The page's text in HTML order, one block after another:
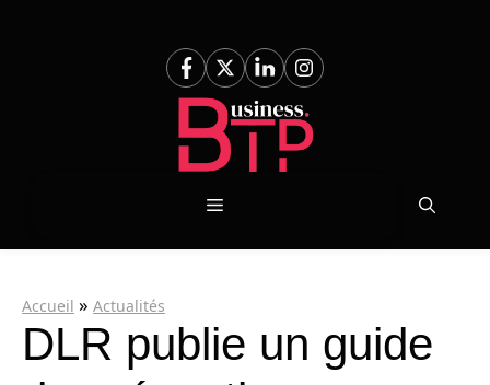
Menu
Accueil » Actualités
DLR publie un guide